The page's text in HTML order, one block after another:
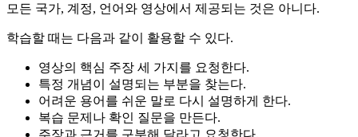
모든 국가, 계정, 언어와 영상에서 제공되는 것은 아니다.
학습할 때는 다음과 같이 활용할 수 있다.
영상의 핵심 주장 세 가지를 요청한다.
특정 개념이 설명되는 부분을 찾는다.
어려운 용어를 쉬운 말로 다시 설명하게 한다.
복습 문제나 확인 질문을 만든다.